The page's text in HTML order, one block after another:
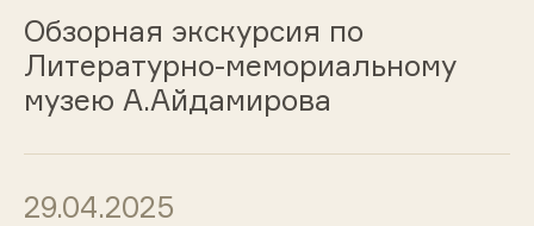
Обзорная экскурсия по
Литературно-мемориальному
музею А.Айдамирова
29.04.2025